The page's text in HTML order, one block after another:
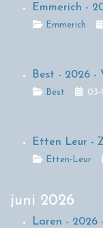
Emmerich -
DetailsEmmerich
Best - 2026 -
Details
Best 03-
Etten Leur -
DetailsEtten-Leur
juni 2026
Laren - 2026